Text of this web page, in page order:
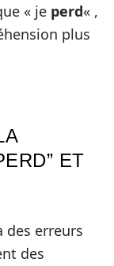
« je perd« ,
plus
ET
des erreurs
des